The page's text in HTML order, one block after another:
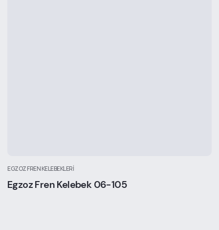
EGZOZ FREN KELEBEKLERI
Egzoz Fren Kelebek 06-105